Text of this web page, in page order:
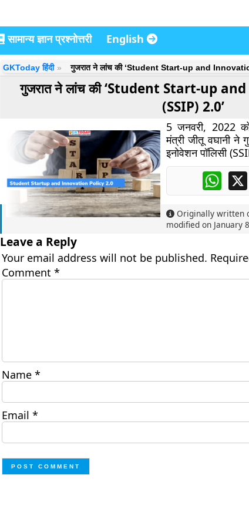
सामान्य ज्ञान प्रश्नोत्तरी English
GKToday हिंदी गुजरात ने लांच की ‘Student Start-up and
गुजरात ने लांच की ‘Student Start-up
(SSIP) 2.0’
5 जनवरी, 2022
मंत्री जीतू वघानी ने
इनोवेशन पॉलिसी
X
Originally written
modified on January
Leave a Reply
Your email address will not be published.
Comment *
Name *
Email *